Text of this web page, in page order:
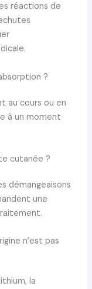
réactions de
?
au cours ou en
à un moment
cutanée ?
démangeaisons
une
n’est pas
la